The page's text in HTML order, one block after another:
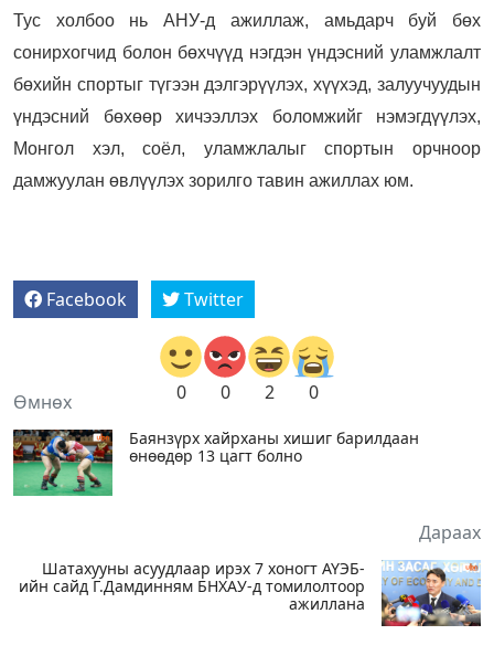
Тус холбоо нь АНУ-д ажиллаж, амьдарч буй бөх
сонирхогчид болон бөхчүүд нэгдэн үндэсний уламжлалт
бөхийн спортыг түгээн дэлгэрүүлэх, хүүхэд, залуучуудын
үндэсний бөхөөр хичээллэх боломжийг нэмэгдүүлэх,
Монгол хэл, соёл, уламжлалыг спортын орчноор
дамжуулан өвлүүлэх зорилго тавин ажиллах юм.
Facebook Twitter
0 0 2 0
Өмнөх
Баянзүрх хайрханы хишиг барилдаан
өнөөдөр 13 цагт болно
Дараах
Шатахууны асуудлаар ирэх 7 хоногт АҮЭБ-
ийн сайд Г.Дамдинням БНХАУ-д томилолтоор
ажиллана